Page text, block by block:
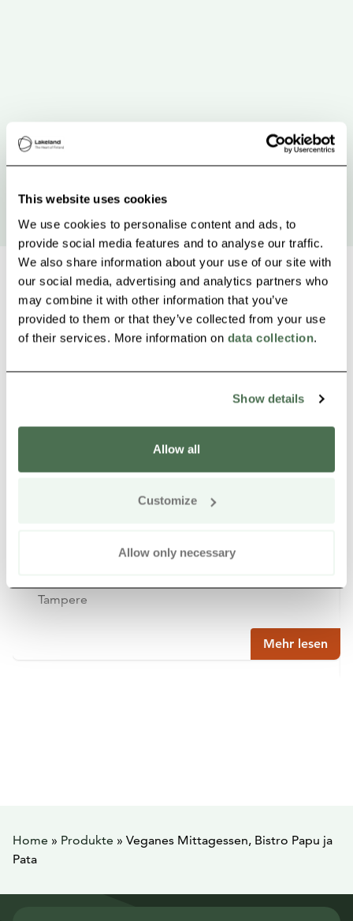
This website uses cookies
We use cookies to personalise content and ads, to
provide social media features and to analyse our traffic.
We also share information about your use of our site with
our social media, advertising and analytics partners who
may combine it with other information that you’ve
provided to them or that they’ve collected from your use
of their services. More information on data collection.
Show details
Allow all
Customize
Allow only necessary
Weitere Produkte in der Nähe
Tampere
Mehr lesen
Siirry
Home » Produkte » Veganes Mittagessen, Bistro Papu ja
Pata